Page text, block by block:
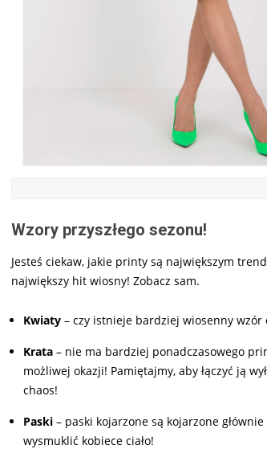
Wzory przyszłego sezonu!
Jesteś ciekaw, jakie printy są największym
największy hit wiosny! Zobacz sam.
Kwiaty – czy istnieje bardziej wiosenny wzór
Krata – nie ma bardziej ponadczasowego
możliwej okazji! Pamiętajmy, aby łączyć ją
chaos!
Paski – paski kojarzone są kojarzone
wysmuklić kobiece ciało!